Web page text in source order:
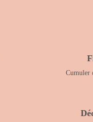
Cumuler